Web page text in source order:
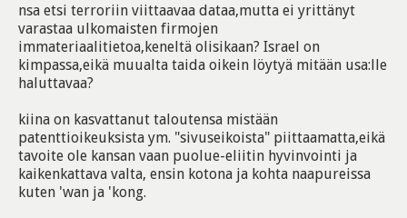
nsa etsi terroriin viittaavaa dataa,mutta ei yrittänyt
varastaa ulkomaisten firmojen
immateriaalitietoa,keneltä olisikaan? Israel on
kimpassa,eikä muualta taida oikein löytyä mitään usa:lle
haluttavaa?
kiina on kasvattanut taloutensa mistään
patenttioikeuksista ym. "sivuseikoista" piittaamatta,eikä
tavoite ole kansan vaan puolue-eliitin hyvinvointi ja
kaikenkattava valta, ensin kotona ja kohta naapureissa
kuten 'wan ja 'kong.